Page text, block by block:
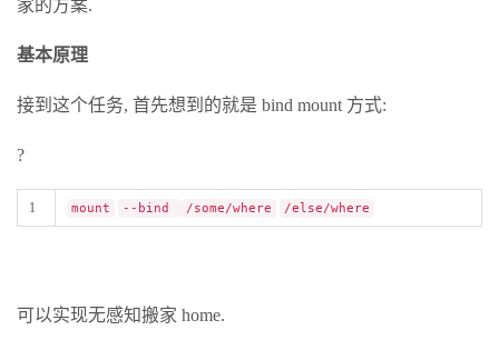
家的方案.
基本原理
接到这个任务, 首先想到的就是 bind mount 方式:
?
1 mount --bind /some/where /else/where
可以实现无感知搬家 home.